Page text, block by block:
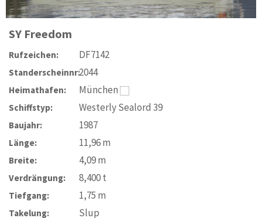
SY Freedom
Rufzeichen: DF7142
Standerscheinnr:2044
Heimathafen: München
Schiffstyp: Westerly Sealord 39
Baujahr: 1987
Länge: 11,96m
Breite: 4,09m
Verdrängung: 8,400t
Tiefgang: 1,75 m
Takelung: Slup